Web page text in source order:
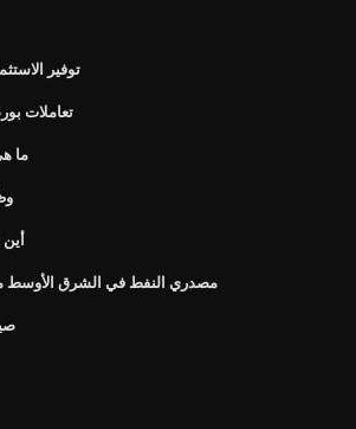
توفير
تعاملات
ما
مصدري النفط في الشرق الأوسط ما